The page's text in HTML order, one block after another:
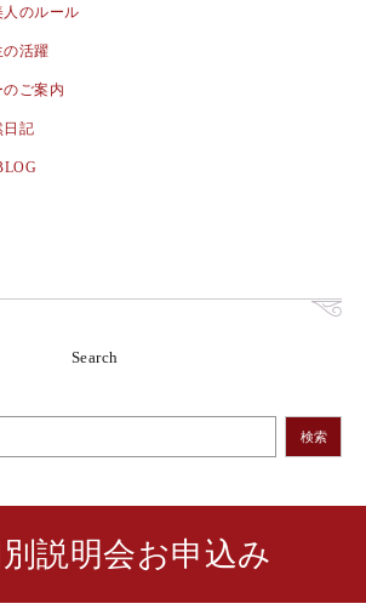
のルール
の活躍
ご案内
日記
Search
検索
説明会お申込み